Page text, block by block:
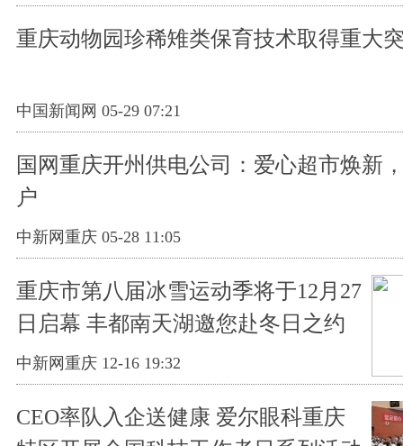
重庆动物园珍稀雉类保育技术取得重大
中国新闻网 05-29 07:21
国网重庆开州供电公司：爱心超市焕新
户
中新网重庆 05-28 11:05
重庆市第八届冰雪运动季将于12月27
日启幕 丰都南天湖邀您赴冬日之约
中新网重庆 12-16 19:32
CEO率队入企送健康 爱尔眼科重庆